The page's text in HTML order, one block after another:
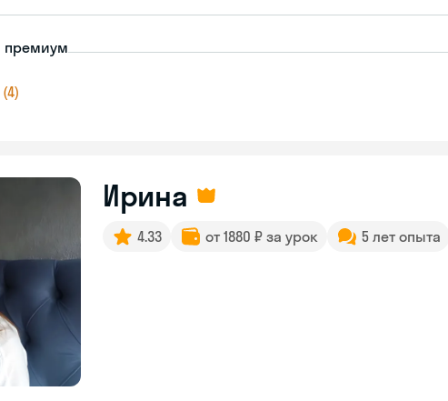
премиум
Ирина
4.33 от 1880 ₽ за урок 5 лет опыта